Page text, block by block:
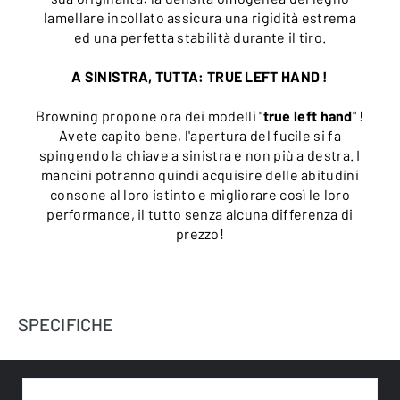
lamellare incollato assicura una rigidità estrema
ed una perfetta stabilità durante il tiro.
A SINISTRA, TUTTA: TRUE LEFT HAND !
Browning propone ora dei modelli "true left hand" !
Avete capito bene, l'apertura del fucile si fa
spingendo la chiave a sinistra e non più a destra. I
mancini potranno quindi acquisire delle abitudini
consone al loro istinto e migliorare così le loro
performance, il tutto senza alcuna differenza di
prezzo!
SPECIFICHE